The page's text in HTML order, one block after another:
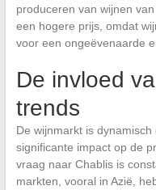
produceren van wijnen
een hogere prijs, omdat
voor een ongeëvenaarde
De invloed
trends
De wijnmarkt is
significante impact op de
vraag naar Chablis is
markten, vooral in Azië,